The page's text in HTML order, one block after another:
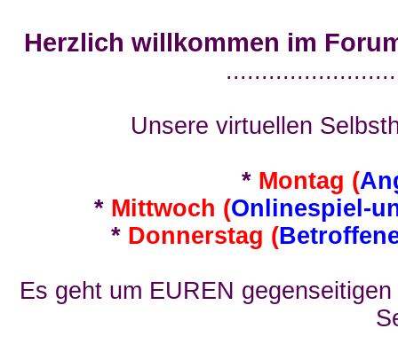
Herzlich willkommen im
Unsere virtuellen
* Montag (
* Mittwoch (Onlinespiel-
* Donnerstag (
Es geht um EUREN